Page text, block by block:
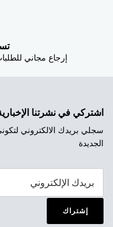
إرجاع مجاني للطلبات خلال 3 أيام
اشتركي في نشرتنا
سجلي بريدك الالكتروني
الجديدة
إشتراك